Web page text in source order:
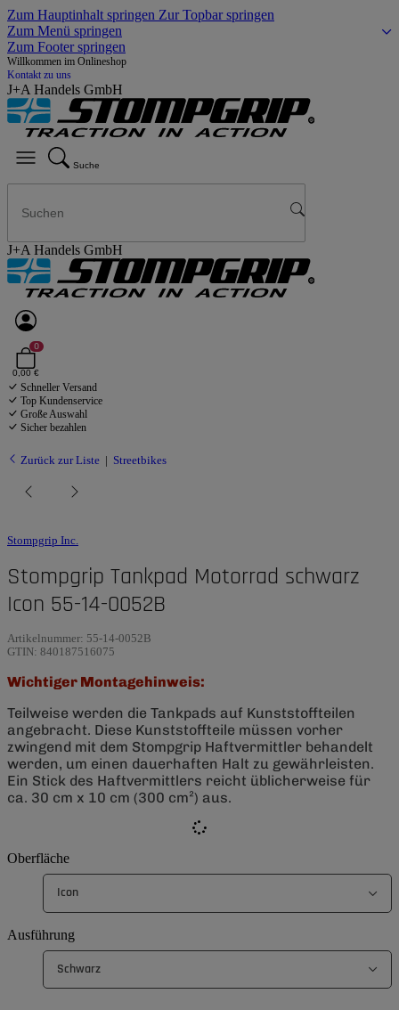
Zum Hauptinhalt springen Zur Topbar springen
Zum Menü springen
Zum Footer springen
Willkommen im Onlineshop
Kontakt zu uns
J+A Handels GmbH
Suche
J+A Handels GmbH
0
0,00 €
Schneller Versand
Top Kundenservice
Große Auswahl
Sicher bezahlen
Zurück zur Liste Streetbikes
Stompgrip Inc.
Stompgrip Tankpad Motorrad schwarz
Icon 55-14-0052B
Artikelnummer: 55-14-0052B
GTIN: 840187516075
Wichtiger Montagehinweis:
Teilweise werden die Tankpads auf Kunststoffteilen
angebracht. Diese Kunststoffteile müssen vorher
zwingend mit dem Stompgrip Haftvermittler behandelt
werden, um einen dauerhaften Halt zu gewährleisten.
Ein Stick des Haftvermittlers reicht üblicherweise für
ca. 30 cm x 10 cm (300 cm²) aus.
Oberfläche
Icon
Ausführung
Schwarz